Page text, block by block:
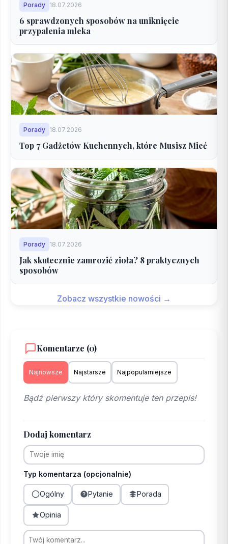
Porady 18.07.2026
6 sprawdzonych sposobów na uniknięcie
przypalenia mleka
Porady 18.07.2026
Top 7 Gadżetów Kuchennych, które Musisz Mieć
Porady 18.07.2026
Jak skutecznie zamrozić zioła? 8 praktycznych
sposobów
Zobacz wszystkie nowości →
Komentarze (0)
Najnowsze Najstarsze Najpopularniejsze
Bądź pierwszy który skomentuje ten przepis!
Dodaj komentarz
Typ komentarza (opcjonalnie)
Ogólny Pytanie Porada
Opinia